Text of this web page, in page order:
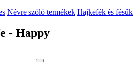
Névre szóló termékek Hajkefék és fésűk
- Happy